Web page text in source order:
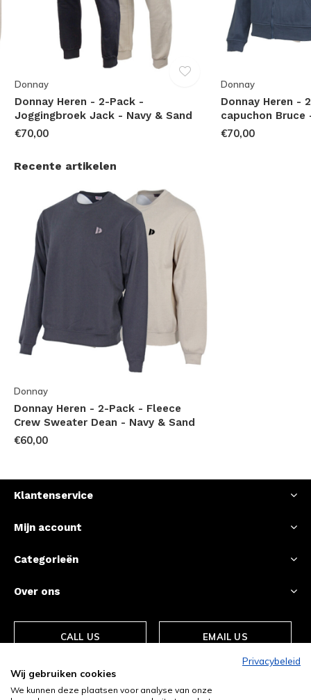
Donnay
Donnay Heren - 2-Pack -
Joggingbroek Jack - Navy & Sand
€70,00
Donnay
Donnay Heren -
capuchon Bruce
€70,00
Recente artikelen
Donnay
Donnay Heren - 2-Pack - Fleece
Crew Sweater Dean - Navy & Sand
€60,00
Klantenservice
Mijn account
Categorieën
Over ons
CALL US EMAIL US
Privacybeleid
Wij gebruiken cookies
We kunnen deze plaatsen voor analyse van onze